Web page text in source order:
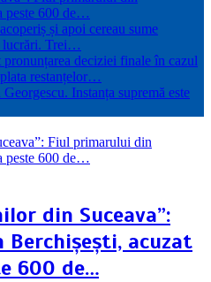
peste 600 de…
și apoi cereau sume
lucrări. Trei…
deciziei finale în cazul
restanțelor…
Instanța supremă este
din Suceava”:
acuzat
600 de…